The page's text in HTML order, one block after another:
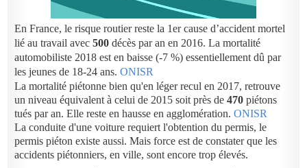
En France, le risque routier reste la 1er cause d’accident mortel
lié au travail avec500 décès par an en 2016. La mortalité
automobiliste 2018 est en baisse (-7 %) essentiellement dû par
les jeunes de 18-24 ans.ONISR
La mortalité piétonne bien qu'en léger recul en 2017, retrouve
un niveau équivalent à celui de 2015 soit près de470 piétons
tués par an. Elle reste en hausse en agglomération.ONISR
La conduite d'une voiture requiert l'obtention du permis, le
permis piéton existe aussi. Mais force est de constater que les
accidents piétonniers, en ville, sont encore trop élevés.